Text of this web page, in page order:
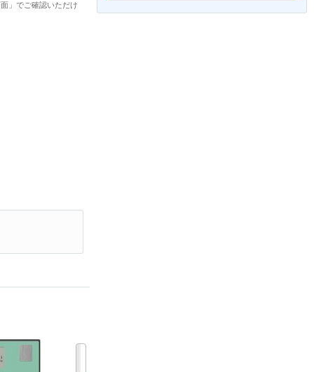
」でご確認いただけ